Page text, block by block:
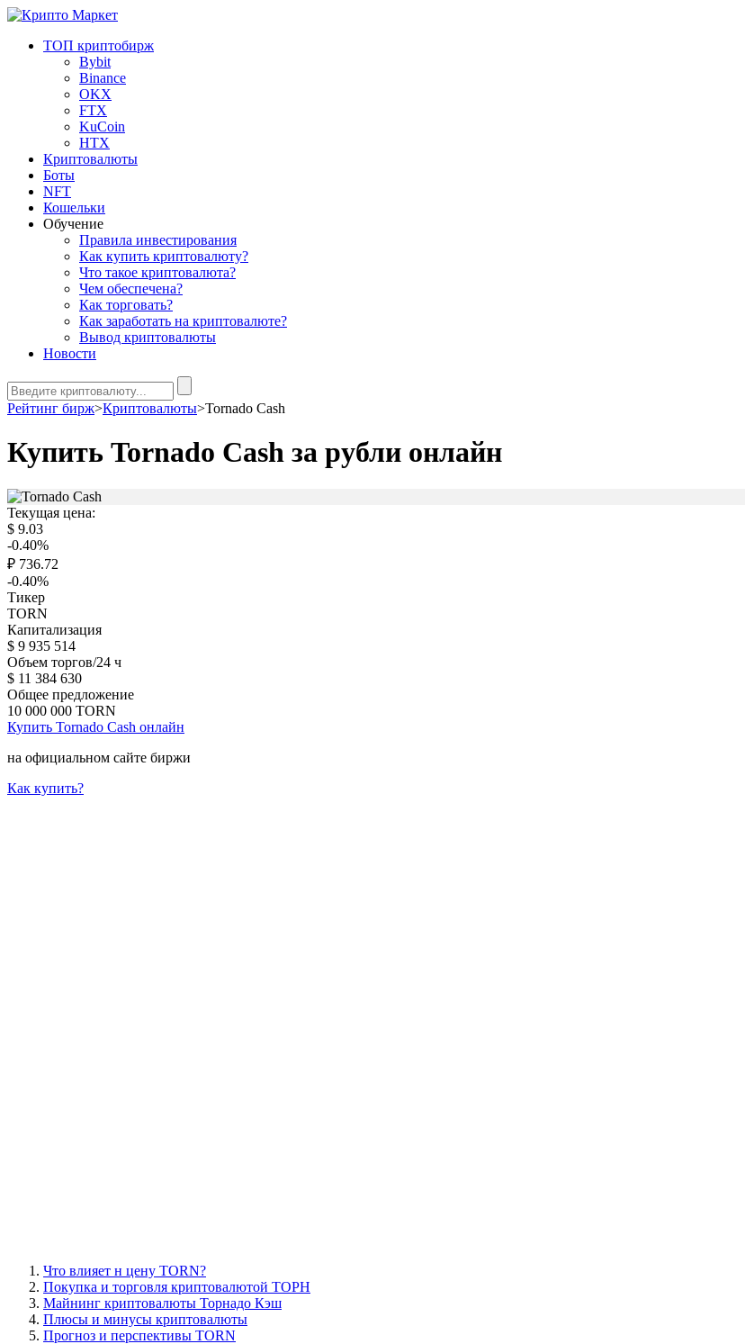
ТОП криптобирж
Bybit
Binance
OKX
FTX
KuCoin
HTX
Криптовалюты
Боты
NFT
Кошельки
Обучение
Правила инвестирования
Как купить криптовалюту?
Что такое криптовалюта?
Чем обеспечена?
Как торговать?
Как заработать на криптовалюте?
Вывод криптовалюты
Новости
Рейтинг бирж>Криптовалюты>Tornado Cash
Купить Tornado Cash за рубли онлайн
Текущая цена:
$ 9.03
-0.40%
₽ 736.72
-0.40%
Тикер
TORN
Капитализация
$ 9 935 514
Объем торгов/24 ч
$ 11 384 630
Общее предложение
10 000 000 TORN
Купить Tornado Cash онлайн
на официальном сайте биржи
Как купить?
Что влияет н цену TORN?
Покупка и торговля криптовалютой ТОРН
Майнинг криптовалюты Торнадо Кэш
Плюсы и минусы криптовалюты
Прогноз и перспективы TORN